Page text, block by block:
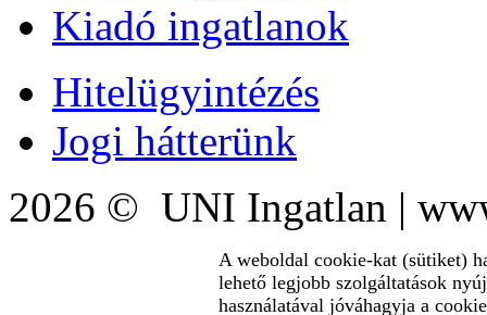
Kiadó ingatlanok
Hitelügyintézés
Jogi hátterünk
2026 © UNI Ingatlan |
A weboldal cookie-kat (sütiket)
lehető legjobb szolgáltatások
használatával jóváhagyja a